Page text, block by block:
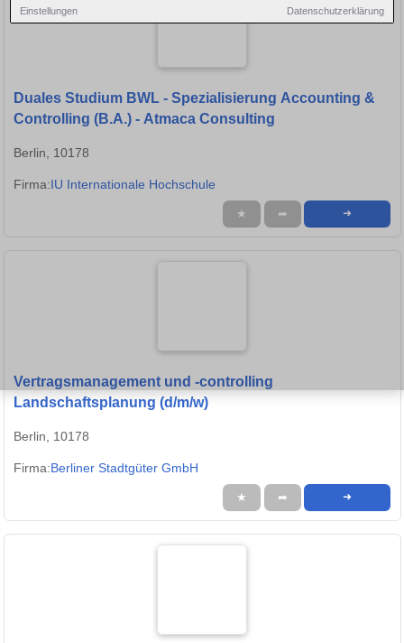
Einstellungen Datenschutzerklärung
Duales Studium BWL - Spezialisierung Accounting &
Controlling (B.A.) - Atmaca Consulting
Berlin, 10178
Firma:IU Internationale Hochschule
★ ➦ ➜
Vertragsmanagement und -controlling
Landschaftsplanung (d/m/w)
Berlin, 10178
Firma:Berliner Stadtgüter GmbH
★ ➦ ➜